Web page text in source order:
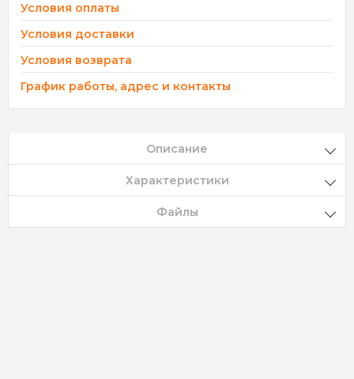
Условия оплаты
Условия доставки
Условия возврата
График работы, адрес и контакты
Описание
Характеристики
Файлы